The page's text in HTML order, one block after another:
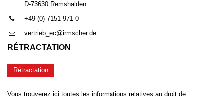
D-73630 Remshalden
+49 (0) 7151 971 0
vertrieb_ec@irmscher.de
RÉTRACTATION
Rétractation
Vous trouverez ici toutes les informations relatives au droit de